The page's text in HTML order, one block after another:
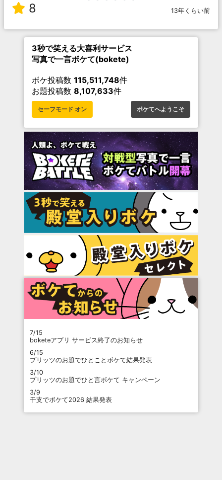
8 13年くらい前
3秒で笑える大喜利サービス
写真で一言ボケて(bokete)
ボケ投稿数 115,511,748件
お題投稿数 8,107,633件
セーフモード オン ボケてへようこそ
7/15
boketeアプリ サービス終了のお知らせ
6/15
プリッツのお題でひとことボケて結果発表
3/10
プリッツのお題でひと言ボケて キャンペーン
3/9
干支でボケて2026 結果発表